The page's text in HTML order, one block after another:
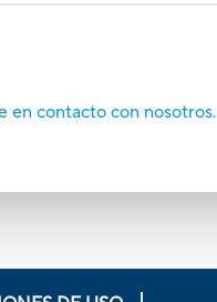
en contacto con nosotros.